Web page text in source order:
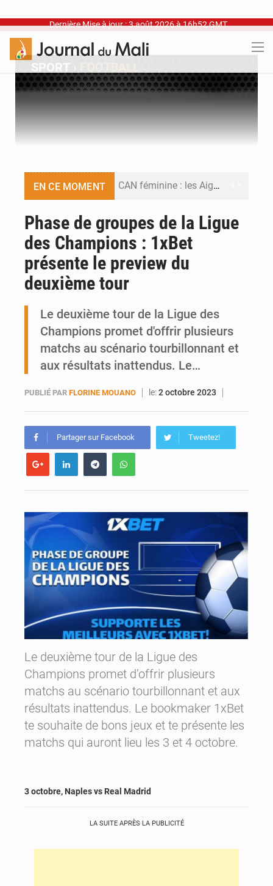
Dernière Mise à jour : 3 août 2026 à 16h52 GMT
SPORT ›
EN CE MOMENT CAN féminine : les Aigles Dames se relancent
Phase de groupes de la Ligue
des Champions : 1xBet
présente le preview du
deuxième tour
Le deuxième tour de la Ligue des
Champions promet d'offrir plusieurs
matchs au scénario tourbillonnant et
aux résultats inattendus. Le…
PUBLIÉ PAR FLORINE MOUANO le:2 octobre 2023
Partager sur Facebook Tweetez!
Le deuxième tour de la Ligue des
Champions promet d’offrir plusieurs
matchs au scénario tourbillonnant et aux
résultats inattendus. Le bookmaker 1xBet
te souhaite de bons jeux et te présente les
matchs qui auront lieu les 3 et 4 octobre.
3 octobre, Naples vs Real Madrid
LA SUITE APRÈS LA PUBLICITÉ